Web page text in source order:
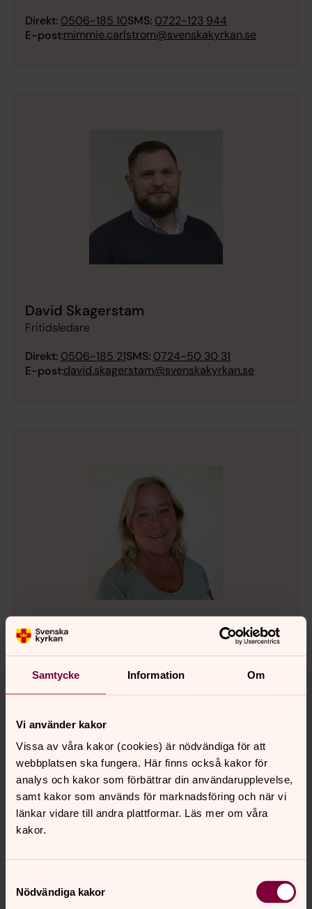
Samtycke Information Om
Vi använder kakor
Vissa av våra kakor (cookies) är nödvändiga för att
webbplatsen ska fungera. Här finns också kakor för
analys och kakor som förbättrar din användarupplevelse,
samt kakor som används för marknadsföring och när vi
länkar vidare till andra plattformar. Läs mer om våra
kakor.
Nödvändiga kakor
Direkt: 0506-185 10SMS: 0722-123 944
E-post:mimmie.carlstrom@svenskakyrkan.se
David Skagerstam
Fritidsledare
Direkt: 0506-185 21SMS: 0724-50 30 31
E-post:david.skagerstam@svenskakyrkan.se
Eva Birkstam
E-post:eva.birkstam@svenskakyrkan.se
Administration